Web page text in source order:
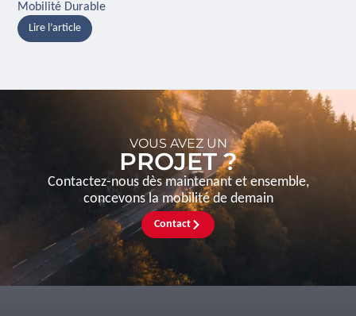
Mobilité Durable
Lire l’article
VOUS AVEZ UN
PROJET ?
Contactez-nous dès maintenant et ensemble,
concevons la mobilité de demain
Contact